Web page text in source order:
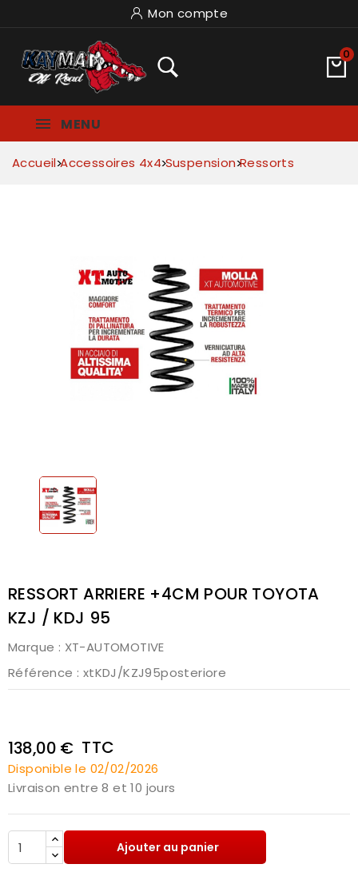
Mon compte
0
MENU
Accueil Accessoires 4x4 Suspension Ressorts
RESSORT ARRIERE +4CM POUR TOYOTA
KZJ / KDJ 95
Marque : XT-AUTOMOTIVE
Référence : xtKDJ/KZJ95posteriore
138,00 € TTC
Disponible le 02/02/2026
Livraison entre 8 et 10 jours
Ajouter au panier